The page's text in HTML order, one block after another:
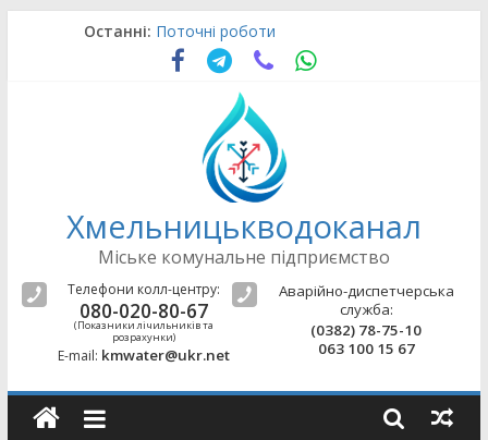
Останні: Поточні роботи
Оновлення щодо підводу води
Поточні роботи
Аварійно-відновлювальні роботи
Поточні роботи
Хмельницькводоканал
Міське комунальне підприємство
Телефони колл-центру:
080-020-80-67
(Показники лічильників та
розрахунки)
E-mail: kmwater@ukr.net
Аварійно-диспетчерська
служба:
(0382) 78-75-10
063 100 15 67